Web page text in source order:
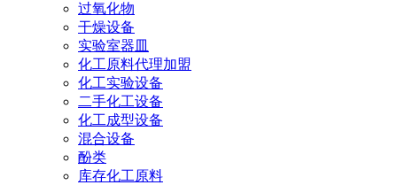
过氧化物
干燥设备
实验室器皿
化工原料代理加盟
化工实验设备
二手化工设备
化工成型设备
混合设备
酚类
库存化工原料